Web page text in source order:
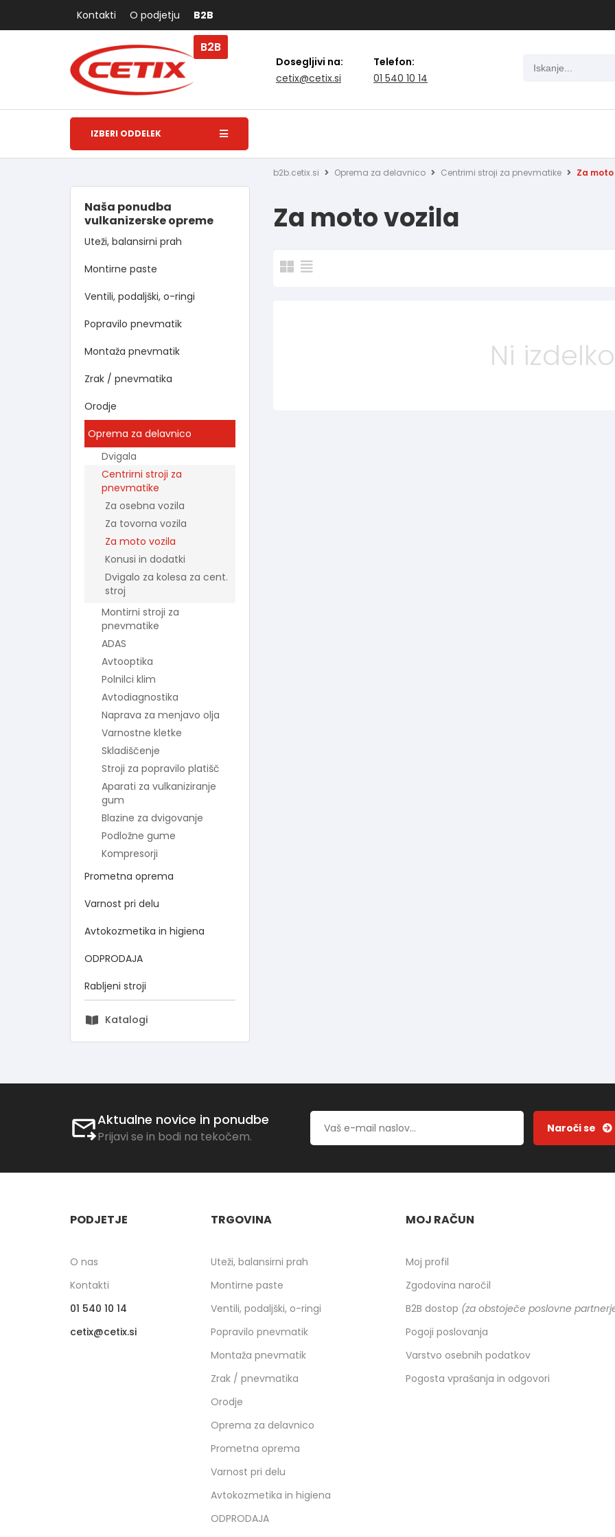
Kontakti O podjetju B2B
Dosegljivi na:
cetix
cetix.si
Telefon:
01 540 10 14
B2B
IZBERI ODDELEK
Naša ponudba
vulkanizerske opreme
Uteži, balansirni prah
Montirne paste
Ventili, podaljški, o-ringi
Popravilo pnevmatik
Montaža pnevmatik
Zrak / pnevmatika
Orodje
Oprema za delavnico
Dvigala
Centrirni stroji za
pnevmatike
Za osebna vozila
Za tovorna vozila
Za moto vozila
Konusi in dodatki
Dvigalo za kolesa za cent.
stroj
Montirni stroji za
pnevmatike
ADAS
Avtooptika
Polnilci klim
Avtodiagnostika
Naprava za menjavo olja
Varnostne kletke
Skladiščenje
Stroji za popravilo platišč
Aparati za vulkaniziranje
gum
Blazine za dvigovanje
Podložne gume
Kompresorji
Prometna oprema
Varnost pri delu
Avtokozmetika in higiena
ODPRODAJA
Rabljeni stroji
Katalogi
b2b.cetix.si Oprema za delavnico Centrirni stroji za pnevmatike Za
Za moto vozila
Ni
Aktualne novice in ponudbe
Prijavi se in bodi na tekočem.
PODJETJE
O nas
Kontakti
01 540 10 14
cetix
cetix.si
TRGOVINA
Uteži, balansirni prah
Montirne paste
Ventili, podaljški, o-ringi
Popravilo pnevmatik
Montaža pnevmatik
Zrak / pnevmatika
Orodje
Oprema za delavnico
Prometna oprema
Varnost pri delu
Avtokozmetika in higiena
ODPRODAJA
MOJ RAČUN
Moj profil
Zgodovina naročil
B2B dostop (za obstoječe poslovne
Pogoji poslovanja
Varstvo osebnih podatkov
Pogosta vprašanja in odgovori